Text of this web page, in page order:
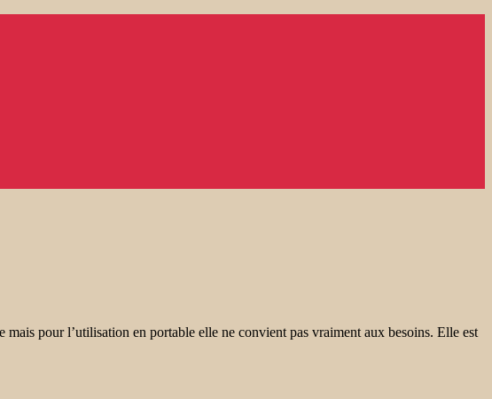
pour l’utilisation en portable elle ne convient pas vraiment aux besoins. Elle est